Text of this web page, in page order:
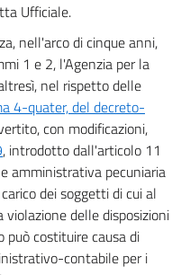
Ufficiale.
nell'arco di cinque anni,
1 e 2, l'Agenzia per la
nel rispetto delle
4-quater, del decreto-
con modificazioni,
, introdotto dall'articolo 11
amministrativa pecuniaria
dei soggetti di cui al
delle disposizioni
costituire causa di
contabile per i